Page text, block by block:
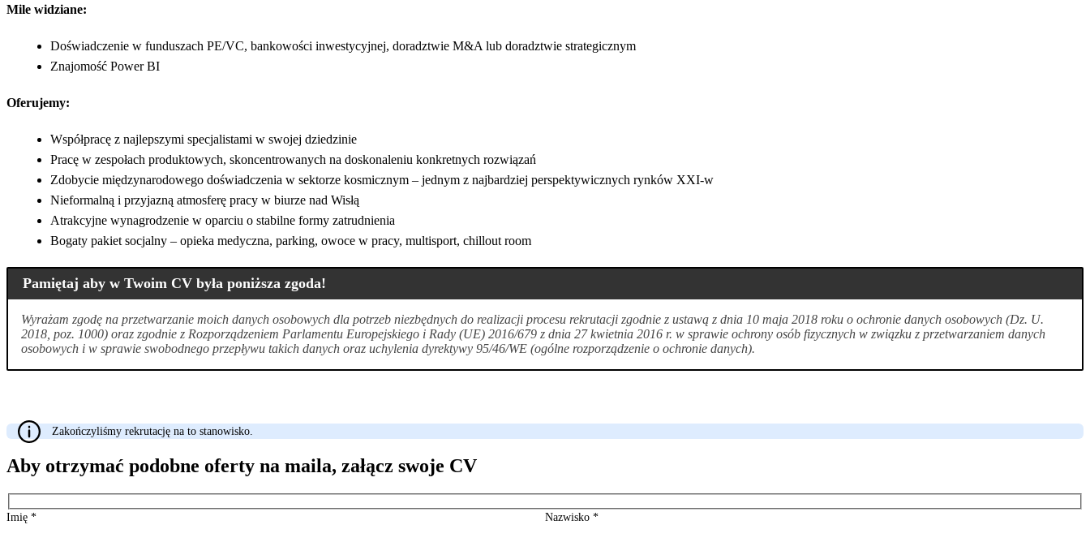
Mile widziane:
Doświadczenie w funduszach PE/VC, bankowości inwestycyjnej, doradztwie M&A lub doradztwie strategicznym
Znajomość Power BI
Oferujemy:
Współpracę z najlepszymi specjalistami w swojej dziedzinie
Pracę w zespołach produktowych, skoncentrowanych na doskonaleniu konkretnych rozwiązań
Zdobycie międzynarodowego doświadczenia w sektorze kosmicznym – jednym z najbardziej perspektywicznych rynków XXI-w
Nieformalną i przyjazną atmosferę pracy w biurze nad Wisłą
Atrakcyjne wynagrodzenie w oparciu o stabilne formy zatrudnienia
Bogaty pakiet socjalny – opieka medyczna, parking, owoce w pracy, multisport, chillout room
Pamiętaj aby w Twoim CV była poniższa zgoda!
Wyrażam zgodę na przetwarzanie moich danych osobowych dla potrzeb niezbędnych do realizacji procesu rekrutacji zgodnie z ustawą z dnia 10 maja 2018 roku o ochronie danych osobowych (Dz. U.
2018, poz. 1000) oraz zgodnie z Rozporządzeniem Parlamentu Europejskiego i Rady (UE) 2016/679 z dnia 27 kwietnia 2016 r. w sprawie ochrony osób fizycznych w związku z przetwarzaniem danych
osobowych i w sprawie swobodnego przepływu takich danych oraz uchylenia dyrektywy 95/46/WE (ogólne rozporządzenie o ochronie danych).
Zakończyliśmy rekrutację na to stanowisko.
Aby otrzymać podobne oferty na maila, załącz swoje CV
Imię * Nazwisko *